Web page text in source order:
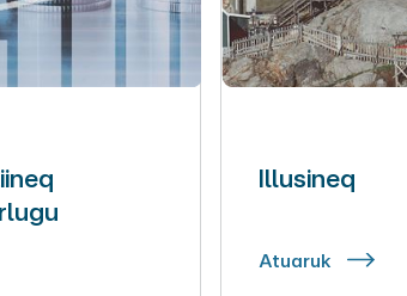
Illusineq
Atuaruk